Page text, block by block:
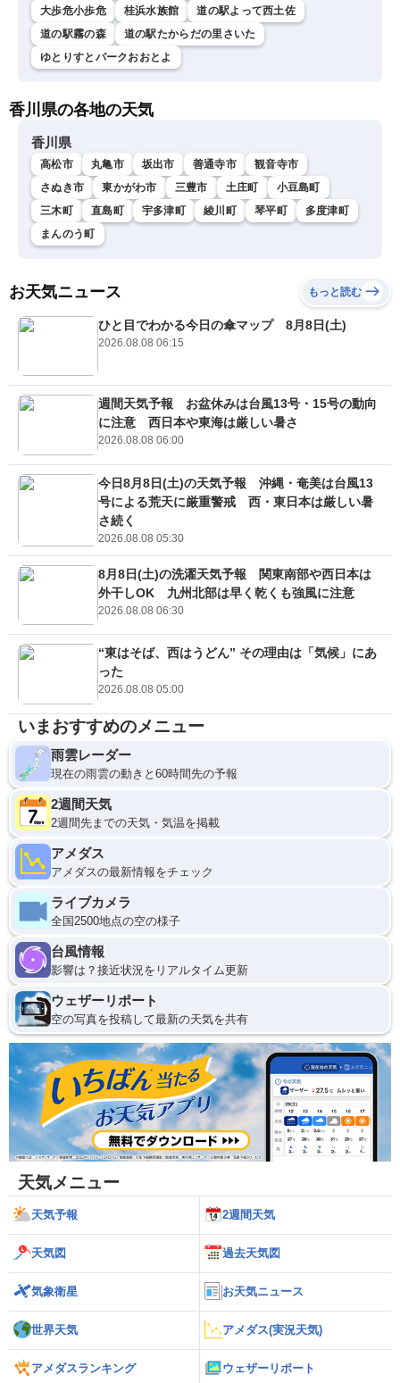
大歩危小歩危 桂浜水族館
道の駅よって西土佐
道の駅霧の森
道の駅たからだの里さいた
ゆとりすとパークおおとよ
香川県の各地の天気
香川県
高松市 丸亀市 坂出市 善通寺市
観音寺市
さぬき市
東かがわ市 三豊市 土庄町
小豆島町
三木町
直島町 宇多津町 綾川町 琴平町
多度津町
まんのう町
お天気ニュース もっと読む
ひと目でわかる今日の傘マップ 8月8日(土)
2026.08.08 06:15
週間天気予報 お盆休みは台風13号・15号の動向
に注意 西日本や東海は厳しい暑さ
2026.08.08 06:00
今日8月8日(土)の天気予報 沖縄・奄美は台風13
号による荒天に厳重警戒 西・東日本は厳しい暑
さ続く
2026.08.08 05:30
8月8日(土)の洗濯天気予報 関東南部や西日本は
外干しOK 九州北部は早く乾くも強風に注意
2026.08.08 06:30
“東はそば、西はうどん” その理由は「気候」にあ
った
2026.08.08 05:00
いまおすすめのメニュー
雨雲レーダー
現在の雨雲の動きと60時間先の予報
2週間天気
2週間先までの天気・気温を掲載
アメダス
アメダスの最新情報をチェック
ライブカメラ
全国2500地点の空の様子
台風情報
影響は？接近状況をリアルタイム更新
ウェザーリポート
空の写真を投稿して最新の天気を共有
天気メニュー
天気予報 2週間天気
天気図 過去天気図
気象衛星 お天気ニュース
世界天気 アメダス(実況天気)
アメダスランキング ウェザーリポート